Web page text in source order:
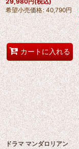
希望小売価格: 40,790円
カートに入れる
ドラマ マンダロリアン